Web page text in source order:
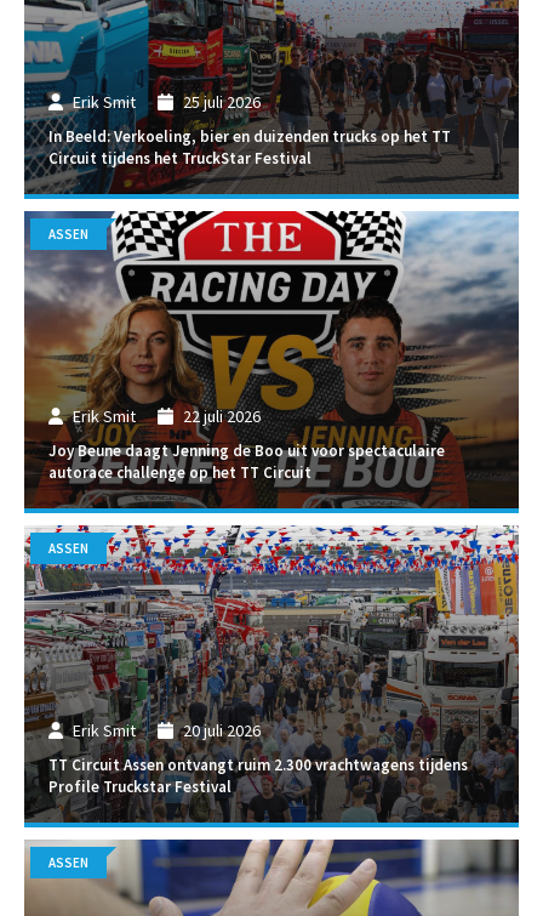
Erik Smit 25 juli 2026
In Beeld: Verkoeling, bier en duizenden trucks op het TT
Circuit tijdens het TruckStar Festival
Erik Smit 22 juli 2026
Joy Beune daagt Jenning de Boo uit voor spectaculaire
autorace challenge op het TT Circuit
ASSEN
Erik Smit 20 juli 2026
TT Circuit Assen ontvangt ruim 2.300 vrachtwagens tijdens
Profile Truckstar Festival
ASSEN
ASSEN